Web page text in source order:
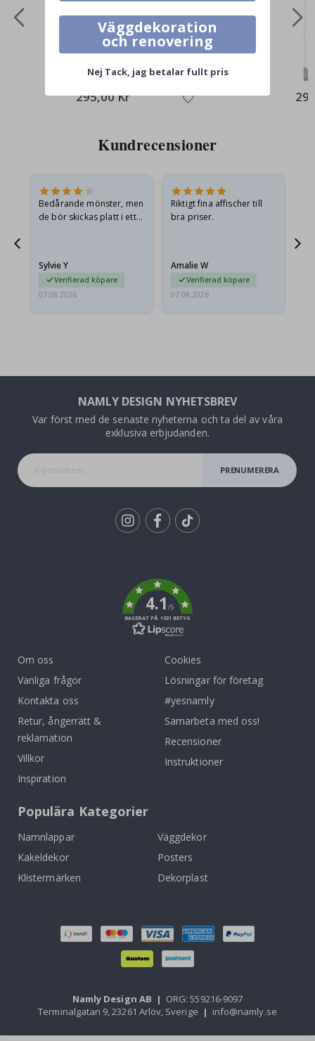
295,00 Kr
Kundrecensioner
Bedårande mönster, men
de bör skickas platt i ett
Sylvie Y
Verifierad köpare
07.08.2026
Riktigt fina affischer till
bra priser.
Amalie W
Verifierad köpare
07.08.2026
NAMLY DESIGN NYHETSBREV
Var först med de senaste nyheterna och ta del av våra
exklusiva erbjudanden.
PRENUMERERA
4.1/5
BASERAT PÅ 1031 BETYG
Om oss
Vanliga frågor
Kontakta oss
Retur, ångerrätt &
reklamation
Villkor
Inspiration
Cookies
Lösningar för företag
#yesnamly
Samarbeta med oss!
Recensioner
Instruktioner
Populära Kategorier
Namnlappar
Väggdekor
Kakeldekor
Posters
Klistermärken
Dekorplast
Namly Design AB | ORG: 559216-9097
Terminalgatan 9, 23261 Arlöv, Sverige | info@namly.se
Väggdekoration
och renovering
Nej Tack, jag betalar fullt pris